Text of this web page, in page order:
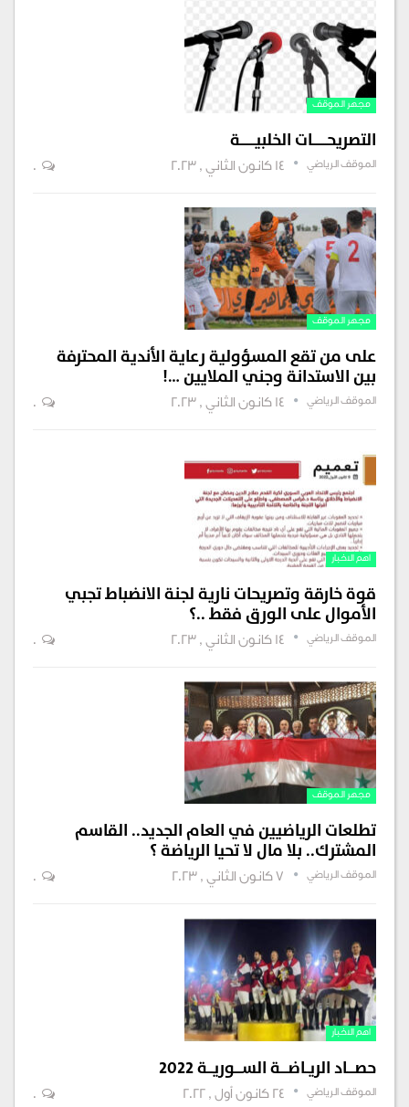
مجهر الموقف
التصريحــــــــات الخلبيــــــــة
الموقف الرياضي 14 كانون الثاني , 2023 0
مجهر الموقف
على من تقع المسؤولية رعاية الأندية المحترفة
بين الاستدانة وجني الملايين …!
الموقف الرياضي 14 كانون الثاني , 2023 0
اهم الاخبار
قوة خارقة وتصريحات نارية لجنة الانضباط تجبي
الأموال على الورق فقط ..؟
الموقف الرياضي 14 كانون الثاني , 2023 0
مجهر الموقف
تطلعات الرياضيين في العام الجديد.. القاسم
المشترك.. بلا مال لا تحيا الرياضة ؟
الموقف الرياضي 0
اهم الاخبار
حصــــاد الريــاضــــة الســــوريـــة 2022
الموقف الرياضي 24 كانون أول , 2022 0